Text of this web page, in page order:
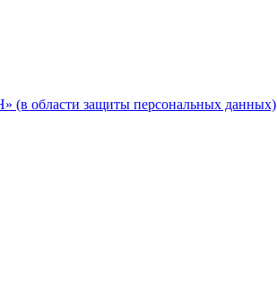
области защиты персональных данных)